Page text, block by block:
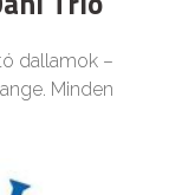
dallamok –
Minden